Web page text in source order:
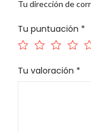
Tu dirección de
Tu puntuación *
Tu valoración *